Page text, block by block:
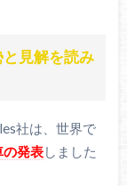
見解を読み
社は、世界で
の発表しました